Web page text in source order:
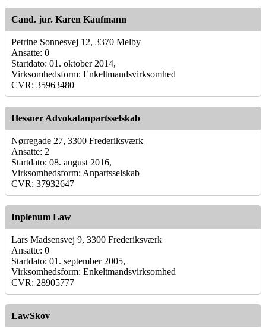
Cand. jur. Karen Kaufmann
Petrine Sonnesvej 12, 3370 Melby
Ansatte: 0
Startdato: 01. oktober 2014,
Virksomhedsform: Enkeltmandsvirksomhed
CVR: 35963480
Hessner Advokatanpartsselskab
Nørregade 27, 3300 Frederiksværk
Ansatte: 2
Startdato: 08. august 2016,
Virksomhedsform: Anpartsselskab
CVR: 37932647
Inplenum Law
Lars Madsensvej 9, 3300 Frederiksværk
Ansatte: 0
Startdato: 01. september 2005,
Virksomhedsform: Enkeltmandsvirksomhed
CVR: 28905777
LawSkov